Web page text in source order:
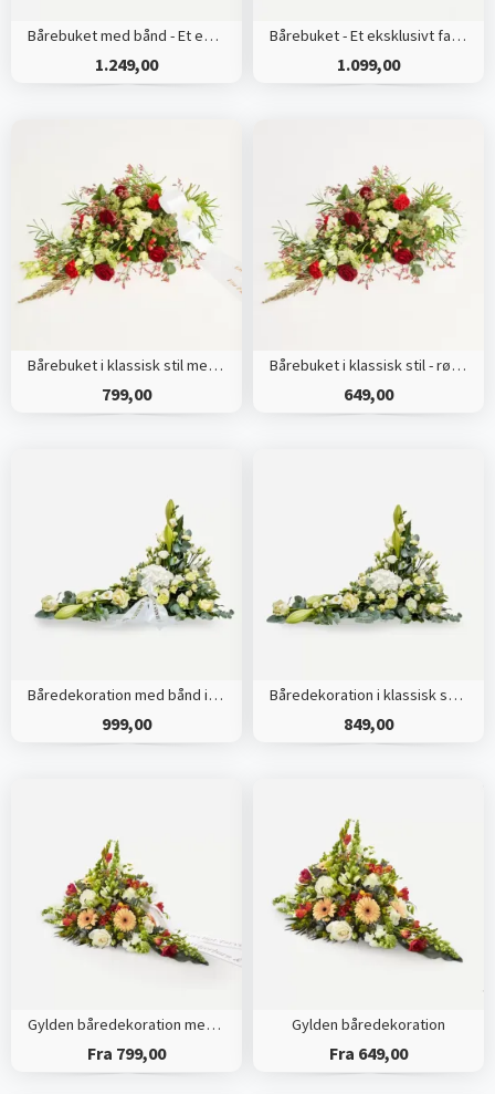
Bårebuket med bånd - Et eksklusivt farvel
1.249,00
Bårebuket - Et eksklusivt farvel
1.099,00
Bårebuket i klassisk stil med bånd
799,00
Bårebuket i klassisk stil - rød og hvid
649,00
Båredekoration med bånd i klassisk stil - creme
999,00
Båredekoration i klassisk stil - creme
849,00
Gylden båredekoration med bånd
Fra 799,00
Gylden båredekoration
Fra 649,00